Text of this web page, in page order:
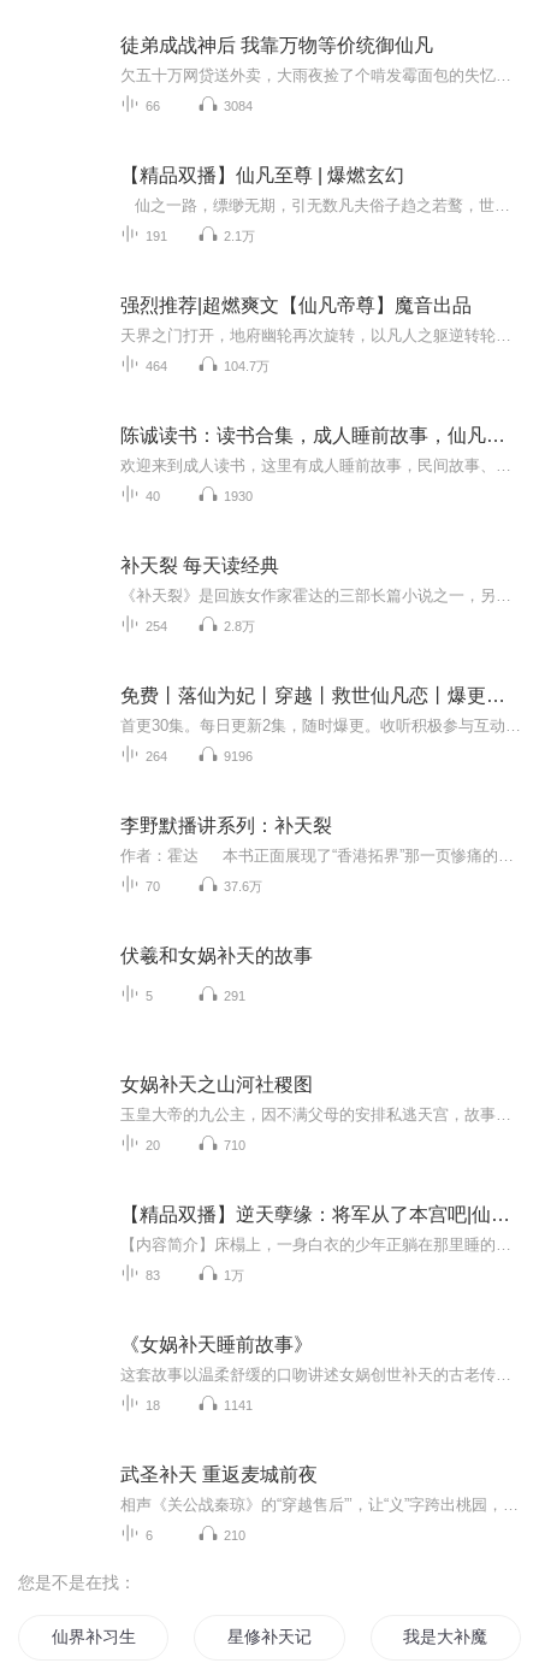
徒弟成战神后 我靠万物等价统御仙凡
66 3084
【精品双播】仙凡至尊 | 爆燃玄幻
191 2.1万
强烈推荐|超燃爽文【仙凡帝尊】魔音出品
464 104.7万
陈诚读书：读书合集，成人睡前故事，仙凡故事
40 1930
补天裂 每天读经典
254 2.8万
免费丨落仙为妃丨穿越丨救世仙凡恋丨爆更丨AI+真人
264 9196
李野默播讲系列：补天裂
70 37.6万
伏羲和女娲补天的故事
5 291
女娲补天之山河社稷图
20 710
【精品双播】逆天孽缘：将军从了本宫吧|仙凡奇缘
83 1万
《女娲补天睡前故事》
18 1141
武圣补天 重返麦城前夜
6 210
您是不是在找：
仙界补习生 星修补天记 我是大补魔师